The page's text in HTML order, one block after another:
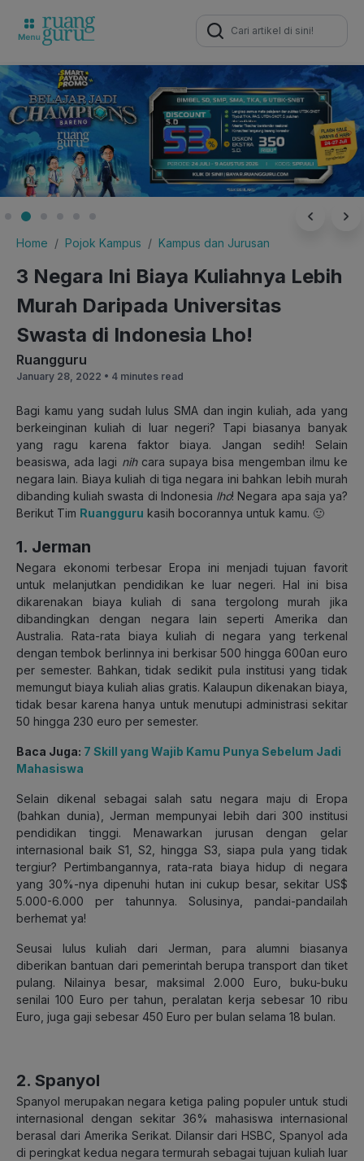
Search
for:
Home Pojok Kampus Kampus dan Jurusan
3 Negara Ini Biaya Kuliahnya Lebih
Murah Daripada Universitas
Swasta di Indonesia Lho!
Ruangguru
January 28, 2022 • 4 minutes read
Bagi kamu yang sudah lulus SMA dan ingin kuliah, ada yang
berkeinginan kuliah di luar negeri? Tapi biasanya banyak
yang ragu karena faktor biaya. Jangan sedih! Selain
beasiswa, ada lagi nih cara supaya bisa mengemban ilmu ke
negara lain. Biaya kuliah di tiga negara ini bahkan lebih murah
dibanding kuliah swasta di Indonesia lho! Negara apa saja ya?
Berikut Tim Ruangguru kasih bocorannya untuk kamu. 🙂
1. Jerman
Negara ekonomi terbesar Eropa ini menjadi tujuan favorit
untuk melanjutkan pendidikan ke luar negeri. Hal ini bisa
dikarenakan biaya kuliah di sana tergolong murah jika
dibandingkan dengan negara lain seperti Amerika dan
Australia. Rata-rata biaya kuliah di negara yang terkenal
dengan tembok berlinnya ini berkisar 500 hingga 600an euro
per semester. Bahkan, tidak sedikit pula institusi yang tidak
memungut biaya kuliah alias gratis. Kalaupun dikenakan biaya,
tidak besar karena hanya untuk menutupi administrasi sekitar
50 hingga 230 euro per semester.
Baca Juga: 7 Skill yang Wajib Kamu Punya Sebelum Jadi
Mahasiswa
Selain dikenal sebagai salah satu negara maju di Eropa
(bahkan dunia), Jerman mempunyai lebih dari 300 institusi
pendidikan tinggi. Menawarkan jurusan dengan gelar
internasional baik S1, S2, hingga S3, siapa pula yang tidak
tergiur? Pertimbangannya, rata-rata biaya hidup di negara
yang 30%-nya dipenuhi hutan ini cukup besar, sekitar US$
5.000-6.000 per tahunnya. Solusinya, pandai-pandailah
berhemat ya!
Seusai lulus kuliah dari Jerman, para alumni biasanya
diberikan bantuan dari pemerintah berupa transport dan tiket
pulang. Nilainya besar, maksimal 2.000 Euro, buku-buku
senilai 100 Euro per tahun, peralatan kerja sebesar 10 ribu
Euro, juga gaji sebesar 450 Euro per bulan selama 18 bulan.
2. Spanyol
Spanyol merupakan negara ketiga paling populer untuk studi
internasional dengan sekitar 36% mahasiswa internasional
berasal dari Amerika Serikat. Dilansir dari HSBC, Spanyol ada
di peringkat kedua negara termurah sebagai tujuan kuliah luar